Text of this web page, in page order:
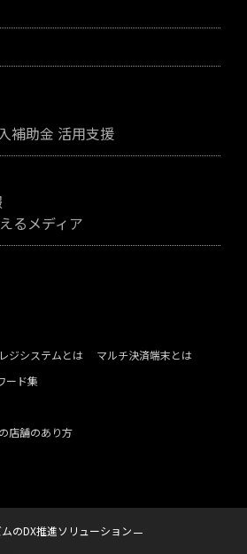
補助金 活用支援
るメディア
ジシステムとは
マルチ決済端末とは
ード集
店舗のあり方
のDX推進ソリューション